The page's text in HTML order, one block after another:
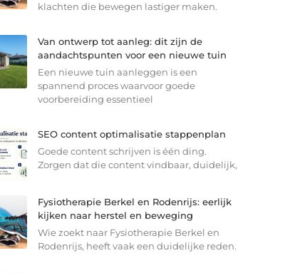
klachten die bewegen lastiger maken.
Van ontwerp tot aanleg: dit zijn de
aandachtspunten voor een nieuwe tuin
Een nieuwe tuin aanleggen is een
spannend proces waarvoor goede
voorbereiding essentieel
SEO content optimalisatie stappenplan
Goede content schrijven is één ding.
Zorgen dat die content vindbaar, duidelijk,
Fysiotherapie Berkel en Rodenrijs: eerlijk
kijken naar herstel en beweging
Wie zoekt naar Fysiotherapie Berkel en
Rodenrijs, heeft vaak een duidelijke reden.